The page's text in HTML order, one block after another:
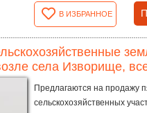
В ИЗБРАННОЕ
села Изворище,
Предлагаются на продажу
сельскохозяйственных